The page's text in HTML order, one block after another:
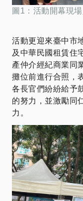
圖1：活動開幕現
活動更迎來臺中市
及中華民國租賃住
產仲介經紀商業同
攤位前進行合照，
各長官們紛紛給予
的努力，並激勵同
力。